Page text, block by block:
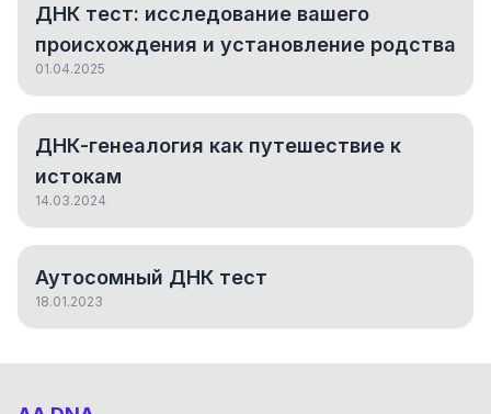
ДНК тест: исследование вашего
происхождения и установление родства
01.04.2025
ДНК-генеалогия как путешествие к
истокам
14.03.2024
Аутосомный ДНК тест
18.01.2023